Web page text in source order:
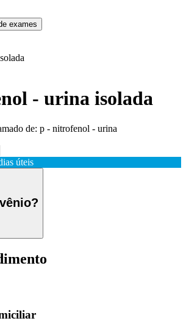
exames
- urina isolada
de: p - nitrofenol - urina
úteis